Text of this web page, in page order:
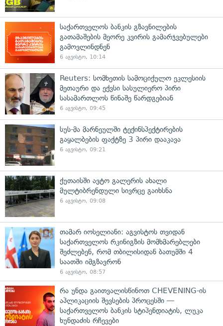
საქართველოს ბანკის გზავნილების
გათამაშების მეორე კვირის გამარჯვებულები
გამოვლინდნენ
6 აგვისტო, 10:14
Reuters: სომხეთის სამოციქულო ეკლესიის
მეთაური და ექვსი სასულიერო პირი
სასამართლოს წინაშე წარდგებიან
6 აგვისტო, 09:45
სუს-მა მარნეულში ტექინსპექტირების
გაყალბების ფაქტზე 3 პირი დააკავა
6 აგვისტო, 09:21
ქუთაისში ავტო გალერის ახალი
მულტიბრენდული სივრცე გაიხსნა
6 აგვისტო, 09:08
თამარ იოსელიანი: აგვისტოს თვიდან
საქართველოს რკინიგზის მომხმარებლები
შეძლებენ, რომ თბილისიდან ბათუმში 4
საათში იმგზავრონ
6 აგვისტო, 08:57
რა უნდა გაითვალისწინოთ CHEVENING-ის
აპლიკაციის შევსების პროცესში —
საქართველოს ბანკის სტიპენდიატის, ლუკა
ხუნდაძის რჩევები